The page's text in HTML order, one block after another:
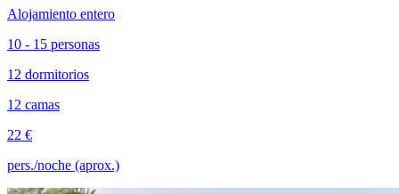
Alojamiento entero
10 - 15 personas
12 dormitorios
12 camas
22 €
pers./noche (aprox.)